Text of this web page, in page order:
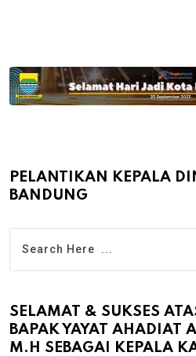
PELANTIKAN KEPALA
BANDUNG
SELAMAT & SUKSES
BAPAK YAYAT AHADIAT
M.H SEBAGAI KEPALA